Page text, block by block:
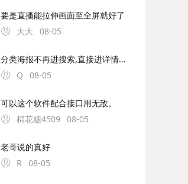
要是直播能拉伸画面至全屏就好了
大大
08-05
分类海报不再进搜索,直接进详情兜底这个太难用了，之所以不用影视就是为了不进入详情，而是搜索。现在改的得长按，长按还不是列表。真是乐色！
Q
08-05
可以这个软件配合接口用无敌。
棉花糖4509 08-05
老哥说的真好
R
08-05